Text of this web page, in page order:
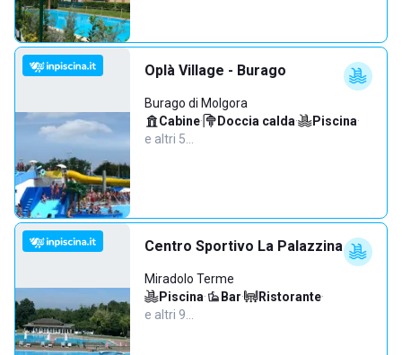
Oplà Village - Burago
Burago di Molgora
Cabine· Doccia calda· Piscina·
e altri 5…
Centro Sportivo La Palazzina
Miradolo Terme
Piscina· Bar· Ristorante·
e altri 9…